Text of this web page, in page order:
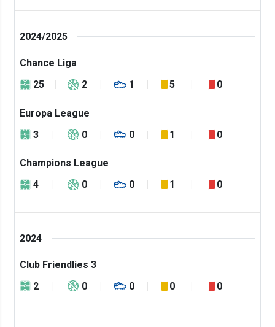
2024/2025
Chance Liga
25
2 1 5 0
Europa League
3
0 0 1 0
Champions League
4
0 0 1 0
2024
Club Friendlies 3
2
0 0 0 0